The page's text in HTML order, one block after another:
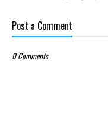
Post a Comment
0 Comments